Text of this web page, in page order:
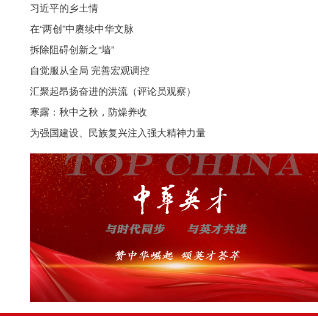
习近平的乡土情
在“两创”中赓续中华文脉
拆除阻碍创新之“墙”
自觉服从全局 完善宏观调控
汇聚起昂扬奋进的洪流（评论员观察）
寒露：秋中之秋，防燥养收
为强国建设、民族复兴注入强大精神力量